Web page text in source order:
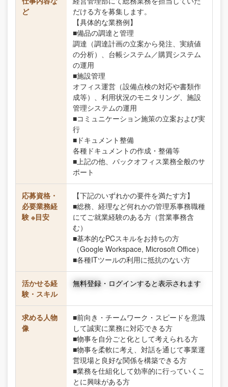
ど
だける方を募集します。
【具体的な業務例】
■備品の調達と管理
調達（調達計画の立案から発注、実績値
の分析）、台帳システム／購買システム
の運用
■施設管理
オフィス運営（設備点検の対応や書類作
成等）、利用状況のモニタリング、施設
管理システムの運用
■コミュニケーション施策の立案および実
行
■ドキュメント整備
各種ドキュメントの作成・整備等
■上記の他、バックオフィス業務全般のサ
ポート
応募資格・
必要業務経
験 ※目安
【下記のいずれかの要件を満たす方】
■総務、経理など何れかの管理系事務職種
にてご就業経験のある方（営業事務含
む）
■基本的なPCスキルをお持ちの方
（Google Workspace, Microsoft Office）
■各種ITツールの利用に抵抗のない方
活かせる経
験・スキル
無料登録・ログインすると表示されます
求める人物
像
■前向き・チームワーク・スピードを意識
して誠実に業務に対応できる方
■物事を自分ごと化として考えられる方
■物事を柔軟に考え、対話を通じて事業運
営現場と良好な関係を構築できる方
■業務を仕組化して効率的に行っていくこ
とに興味がある方